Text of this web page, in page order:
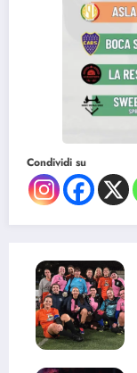
Condividi su